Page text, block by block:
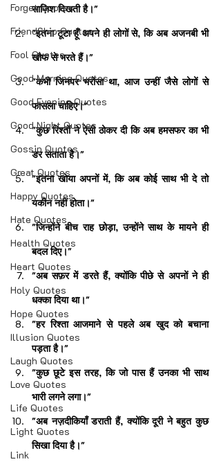
Forget Quotes
FriendShip Quotes
Fool Quotes
Good Morning Quotes
Good Evening Quotes
Good Night Quotes
Gossip Quotes
Great Quotes
Happy Quotes
Hate Quotes
Health Quotes
Heart Quotes
Holy Quotes
Hope Quotes
Illusion Quotes
Laugh Quotes
Love Quotes
Life Quotes
Light Quotes
Link
साज़िश दिखती है।"
"इतना टूटा हूँ अपने ही लोगों से, कि अब अजनबी भी
खौफ से भरते हैं।"
"कभी जिनपर भरोसा था, आज उन्हीं जैसे लोगों से
फासला चाहिए।"
"कुछ रिश्तों ने ऐसी ठोकर दी कि अब हमसफर का भी
डर सताता है।"
"इतना खोया अपनों में, कि अब कोई साथ भी दे तो
यकीन नहीं होता।"
"जिन्होंने बीच राह छोड़ा, उन्होंने साथ के मायने ही
बदल दिए।"
"अब सफ़र में डरते हैं, क्योंकि पीछे से अपनों ने ही
धक्का दिया था।"
"हर रिश्ता आजमाने से पहले अब खुद को बचाना
पड़ता है।"
"कुछ छूटे इस तरह, कि जो पास हैं उनका भी साथ
भारी लगने लगा।"
"अब नज़दीकियाँ डराती हैं, क्योंकि दूरी ने बहुत कुछ
सिखा दिया है।"